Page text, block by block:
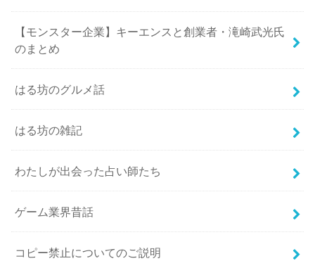
【モンスター企業】キーエンスと創業者・滝崎武光氏
のまとめ
はる坊のグルメ話
はる坊の雑記
わたしが出会った占い師たち
ゲーム業界昔話
コピー禁止についてのご説明